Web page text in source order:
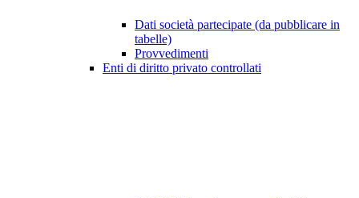
Dati società partecipate (da pubblicare in
tabelle)
Provvedimenti
Enti di diritto privato controllati